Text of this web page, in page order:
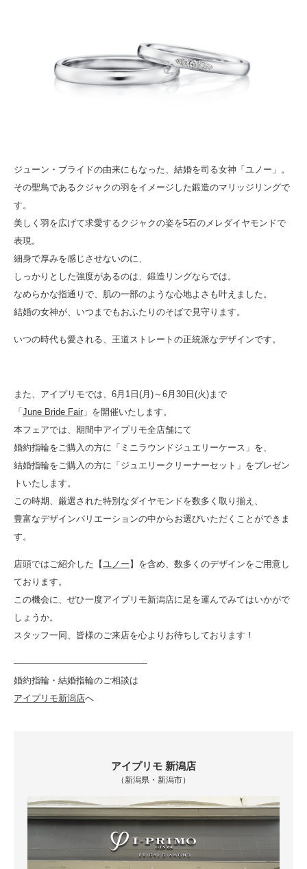
ジューン・ブライドの由来にもなった、結婚を司る女神「ユノー」。
その聖鳥であるクジャクの羽をイメージした鍛造のマリッジリングで
す。
美しく羽を広げて求愛するクジャクの姿を5石のメレダイヤモンドで
表現。
細身で厚みを感じさせないのに、
しっかりとした強度があるのは、鍛造リングならでは。
なめらかな指通りで、肌の一部のような心地よさも叶えました。
結婚の女神が、いつまでもおふたりのそばで見守ります。
いつの時代も愛される、王道ストレートの正統派なデザインです。
また、アイプリモでは、6月1日(月)～6月30日(火)まで
「June Bride Fair 」を開催いたします。
本フェアでは、期間中アイプリモ全店舗にて
婚約指輪をご購入の方に「ミニラウンドジュエリーケース」を、
結婚指輪をご購入の方に「ジュエリークリーナーセット」をプレゼン
トいたします。
この時期、厳選された特別なダイヤモンドを数多く取り揃え、
豊富なデザインバリエーションの中からお選びいただくことができま
す。
店頭ではご紹介した【ユノー】を含め、数多くのデザインをご用意し
ております。
この機会に、ぜひ一度アイプリモ新潟店に足を運んでみてはいかがで
しょうか。
スタッフ一同、皆様のご来店を心よりお待ちしております！
———————————————
婚約指輪・結婚指輪のご相談は
アイプリモ新潟店へ
アイプリモ 新潟店
（新潟県・新潟市）